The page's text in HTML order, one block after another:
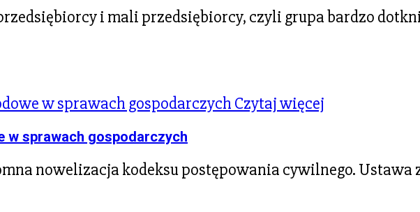
i mali przedsiębiorcy, czyli grupa bardzo
Czytaj więcej
w sprawach gospodarczych
nowelizacja kodeksu postępowania cywilnego. Ustawa